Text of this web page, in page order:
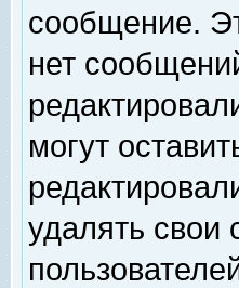
сообщение.
нет
могут
удалять свои